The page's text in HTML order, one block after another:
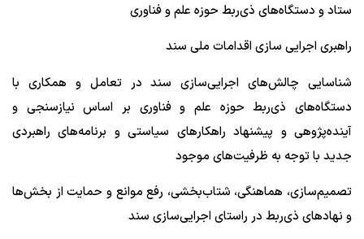
ستاد و دستگاه‌های ذی‌ربط حوزه علم و فناوری
راهبری اجرایی سازی اقدامات ملی سند
شناسایی چالش‌های اجرایی‌سازی سند در تعامل و همکاری با
دستگاه‌های ذی‌ربط حوزه علم و فناوری بر اساس نیازسنجی و
آینده‌پژوهی و پیشنهاد راهکارهای سیاستی و برنامه‌های راهبردی
جدید با توجه به ظرفیت‌های موجود
تصمیم‌سازی، هماهنگی، شتاب‌بخشی، رفع موانع و حمایت از بخش‌ها
و نهادهای ذی‌ربط در راستای اجرایی‌سازی سند